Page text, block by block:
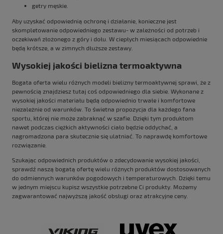
getry męskie
Aby uzyskać odpowiednią ochronę i działanie, konieczne jest
skompletowanie odpowiedniego zestawu- w zależności od potrzeb i
oczekiwań złożonego z góry i dołu. W ciepłych miesiącach odpowiednie
będą krótsze, a w zimnych dłuższe zestawy.
Wysokiej jakości bielizna termoaktywna
Bogata oferta wielu różnych modeli bielizny termoaktywnej sprawi, że z
pewnością znajdziesz tutaj coś odpowiedniego dla siebie. Wykonane z
wysokiej jakości materiału będą odpowiednio trwałe i komfortowe
niezależnie od warunków. To świetna propozycja dla każdego fana
sportu, której nie może zabraknąć w szafie. Dzięki tym produktom
nawet podczas ciężkich aktywności ciało będzie oddychać, a
nagromadzona para skutecznie się ulatniać. To naprawdę komfortowe
rozwiązanie.
Szukając odpowiednich produktów o zdecydowanie wysokiej jakości,
sprawdź naszą bogatą ofertę wielu różnych produktów dostosowanych
do odmiennych warunków pogodowych i temperaturowych. Dzięki temu
w jednym miejscu kupisz wszystkie potrzebne Ci produkty. Możemy
zagwarantować najwyższą jakość obsługi oraz atrakcyjne ceny.